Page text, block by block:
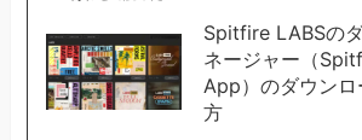
Spitfire LABSの
ネージャー（
App）のダウン
方